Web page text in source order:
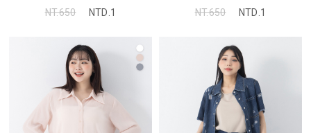
NT.650
NTD.1
NT.650
NTD.1